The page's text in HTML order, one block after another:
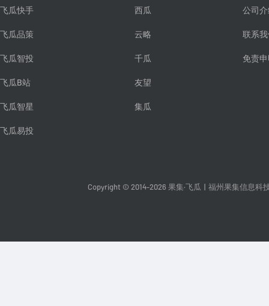
飞瓜快手
飞瓜品策
飞瓜智投
飞瓜B站
飞瓜智星
飞瓜易投
西瓜
云略
千瓜
友望
集瓜
公司
联系
免责
Copyright © 2014-2026 果集·飞瓜 福州果集信息科